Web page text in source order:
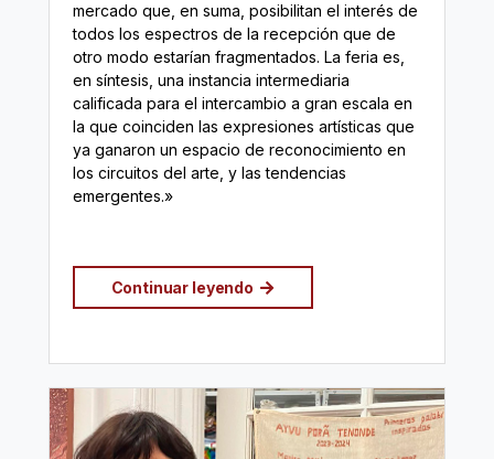
mercado que, en suma, posibilitan el interés de
todos los espectros de la recepción que de
otro modo estarían fragmentados. La feria es,
en síntesis, una instancia intermediaria
calificada para el intercambio a gran escala en
la que coinciden las expresiones artísticas que
ya ganaron un espacio de reconocimiento en
los circuitos del arte, y las tendencias
emergentes.»
Continuar leyendo